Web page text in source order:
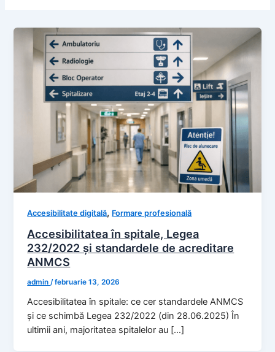
Accesibilitate digitală, Formare profesională
Accesibilitatea în spitale, Legea
232/2022 și standardele de acreditare
ANMCS
admin/februarie 13, 2026
Accesibilitatea în spitale: ce cer standardele ANMCS
și ce schimbă Legea 232/2022 (din 28.06.2025) În
ultimii ani, majoritatea spitalelor au […]